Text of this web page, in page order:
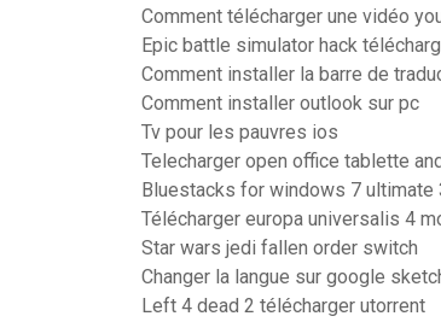
Comment télécharger une vidéo
Epic battle simulator hack
Comment installer la barre de
Comment installer outlook sur pc
Tv pour les pauvres ios
Telecharger open office tablette
Bluestacks for windows 7 ultimate
Télécharger europa universalis 4
Star wars jedi fallen order switch
Changer la langue sur google
Left 4 dead 2 télécharger utorrent